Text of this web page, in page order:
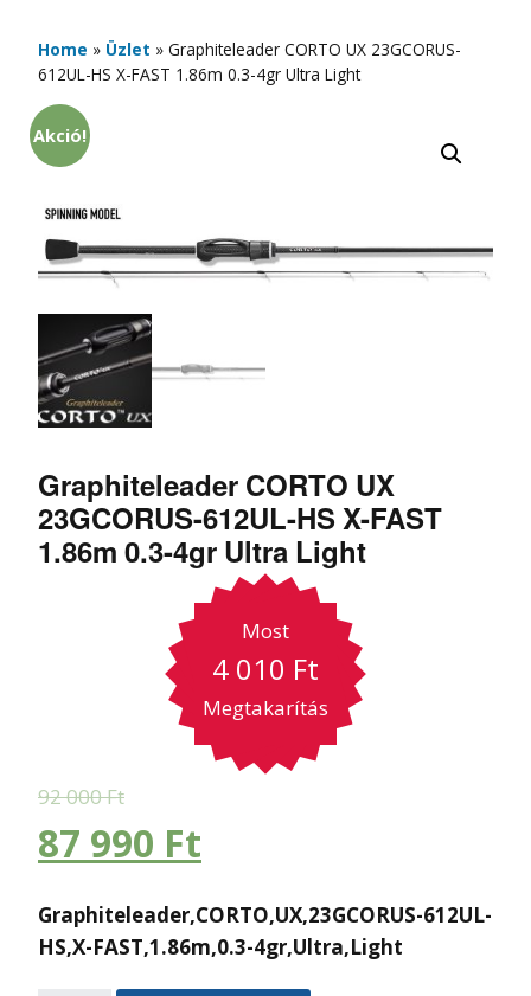
Home » Üzlet » Graphiteleader CORTO UX 23GCORUS-
612UL-HS X-FAST 1.86m 0.3-4gr Ultra Light
Akció!
Graphiteleader CORTO UX
23GCORUS-612UL-HS X-FAST
1.86m 0.3-4gr Ultra Light
Most
4 010 Ft
Megtakarítás
92 000Ft
87 990 Ft
Graphiteleader,CORTO,UX,23GCORUS-612UL-
HS,X-FAST,1.86m,0.3-4gr,Ultra,Light